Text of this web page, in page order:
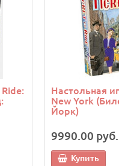
Настольная
New York
Йорк)
9990.00 руб.
Купить